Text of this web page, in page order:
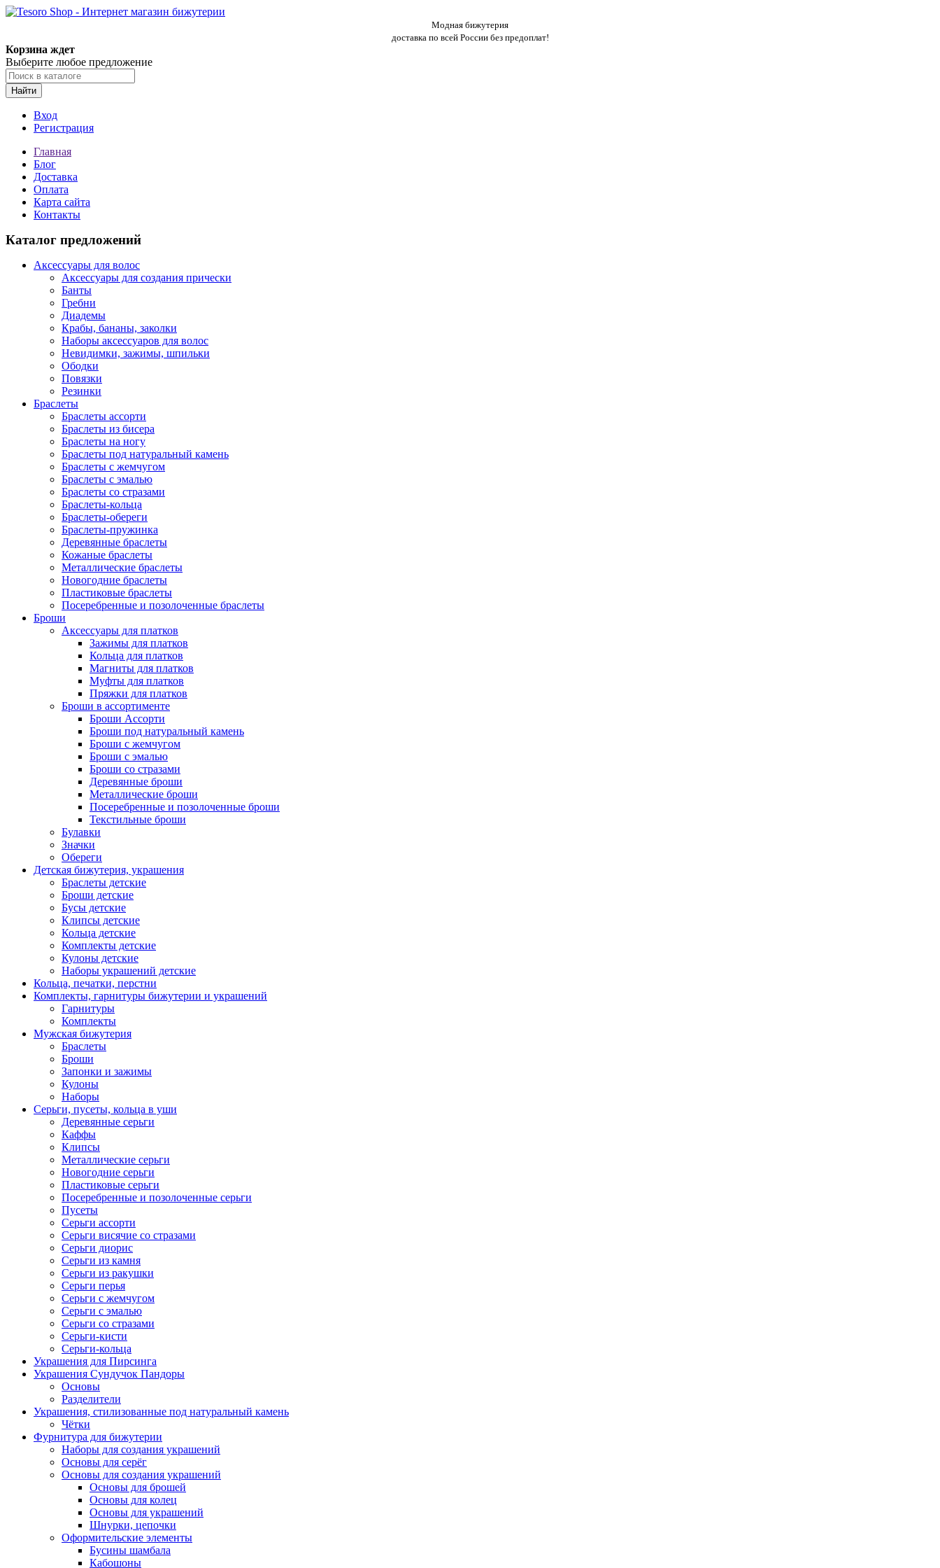
Модная бижутерия
доставка по всей России без предоплат!
Корзина ждет
Выберите любое предложение
Найти
Вход
Регистрация
Главная
Блог
Доставка
Оплата
Карта сайта
Контакты
Каталог предложений
Аксессуары для волос
Аксессуары для создания прически
Банты
Гребни
Диадемы
Крабы, бананы, заколки
Наборы аксессуаров для волос
Невидимки, зажимы, шпильки
Ободки
Повязки
Резинки
Браслеты
Браслеты ассорти
Браслеты из бисера
Браслеты на ногу
Браслеты под натуральный камень
Браслеты с жемчугом
Браслеты с эмалью
Браслеты со стразами
Браслеты-кольца
Браслеты-обереги
Браслеты-пружинка
Деревянные браслеты
Кожаные браслеты
Металлические браслеты
Новогодние браслеты
Пластиковые браслеты
Посеребренные и позолоченные браслеты
Броши
Аксессуары для платков
Зажимы для платков
Кольца для платков
Магниты для платков
Муфты для платков
Пряжки для платков
Броши в ассортименте
Броши Ассорти
Броши под натуральный камень
Броши с жемчугом
Броши с эмалью
Броши со стразами
Деревянные броши
Металлические броши
Посеребренные и позолоченные броши
Текстильные броши
Булавки
Значки
Обереги
Детская бижутерия, украшения
Браслеты детские
Броши детские
Бусы детские
Клипсы детские
Кольца детские
Комплекты детские
Кулоны детские
Наборы украшений детские
Кольца, печатки, перстни
Комплекты, гарнитуры бижутерии и украшений
Гарнитуры
Комплекты
Мужская бижутерия
Браслеты
Броши
Запонки и зажимы
Кулоны
Наборы
Серьги, пусеты, кольца в уши
Деревянные серьги
Каффы
Клипсы
Металлические серьги
Новогодние серьги
Пластиковые серьги
Посеребренные и позолоченные серьги
Пусеты
Серьги ассорти
Серьги висячие со стразами
Серьги диорис
Серьги из камня
Серьги из ракушки
Серьги перья
Серьги с жемчугом
Серьги с эмалью
Серьги со стразами
Серьги-кисти
Серьги-кольца
Украшения для Пирсинга
Украшения Сундучок Пандоры
Основы
Разделители
Украшения, стилизованные под натуральный камень
Чётки
Фурнитура для бижутерии
Наборы для создания украшений
Основы для серёг
Основы для создания украшений
Основы для брошей
Основы для колец
Основы для украшений
Шнурки, цепочки
Оформительские элементы
Бусины шамбала
Кабошоны